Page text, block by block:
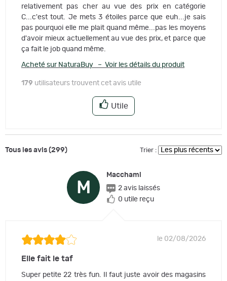
relativement pas cher au vue des prix en catégorie
C...c'est tout. Je mets 3 étoiles parce que euh...je sais
pas pourquoi elle me plait quand même...pas les moyens
d'avoir mieux actuellement au vue des prix, et parce que
ça fait le job quand même.
Acheté sur NaturaBuy – Voir les détails du produit
179 utilisateurs trouvent cet avis utile
Utile
Tous les avis (299) Trier :
M
Macchami
2 avis laissés
0 utile reçu
le 02/08/2026
Elle fait le taf
Super petite 22 très fun. Il faut juste avoir des magasins